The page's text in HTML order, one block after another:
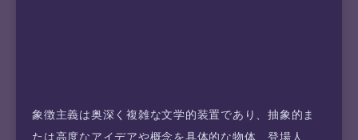
象徴主義は奥深く複雑な文学的装置であり、抽象的ま
たは高度なアイデアや概念を具体的な物体、登場人